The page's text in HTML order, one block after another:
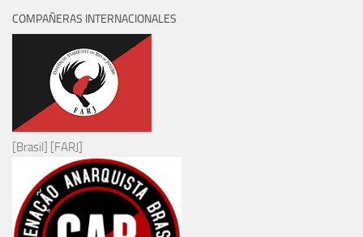
COMPAÑERAS INTERNACIONALES
[Brasil] [FARJ]